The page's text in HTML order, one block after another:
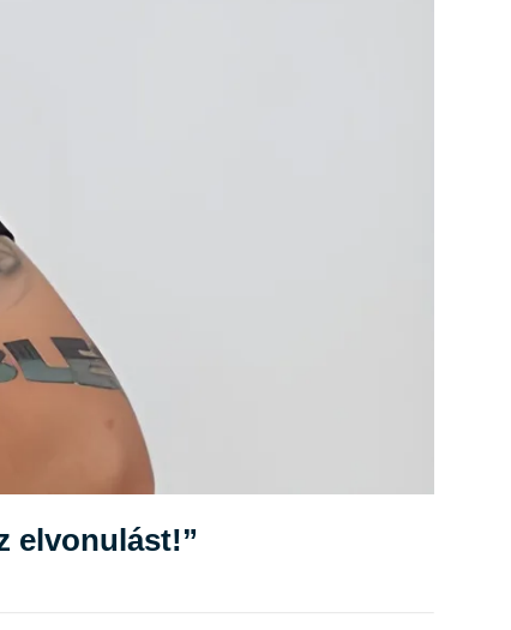
elvonulást!”